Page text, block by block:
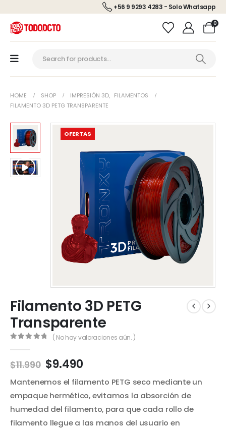
+56 9 9293 4283 - Solo Whatsapp
0
HOME SHOP IMPRESIÓN 3D, FILAMENTOS
FILAMENTO 3D PETG TRANSPARENTE
OFERTAS
Filamento 3D PETG
Transparente
( No hay valoraciones aún. )
$11.990 El
original
era:
$11.990.
$9.490El
actual
es:
$9.490.
Mantenemos el filamento PETG seco mediante un
empaque hermético, evitamos la absorción de
humedad del filamento, para que cada rollo de
filamento llegue a las manos del usuario en